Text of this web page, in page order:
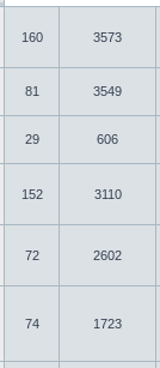
160 3573
81 3549
29 606
152 3110
72 2602
74 1723